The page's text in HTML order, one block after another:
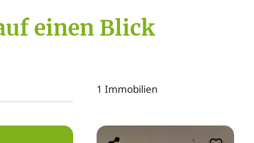
einen Blick
1 Immobilien